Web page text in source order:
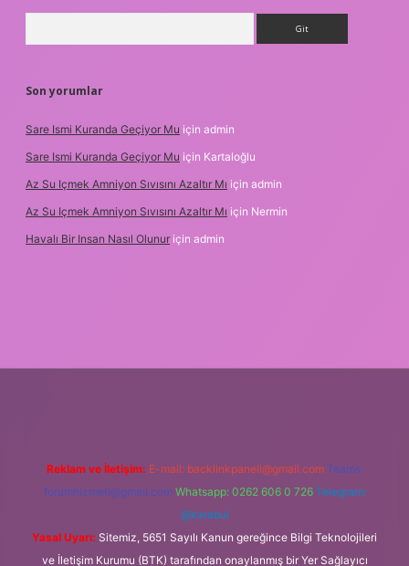
Son yorumlar
Sare Ismi Kuranda Geçiyor Mu için admin
Sare Ismi Kuranda Geçiyor Mu için Kartaloğlu
Az Su Içmek Amniyon Sıvısını Azaltır Mı için admin
Az Su Içmek Amniyon Sıvısını Azaltır Mı için Nermin
Havalı Bir Insan Nasıl Olunur için admin
Reklam ve İletişim: E-mail: backlinkpaneli@gmail.com Teams:
forumhizmeti@gmail.com Whatsapp: 0262 606 0 726 Telegram:
@karabul
Yasal Uyarı: Sitemiz, 5651 Sayılı Kanun gereğince Bilgi Teknolojileri
ve İletişim Kurumu (BTK) tarafından onaylanmış bir Yer Sağlayıcı